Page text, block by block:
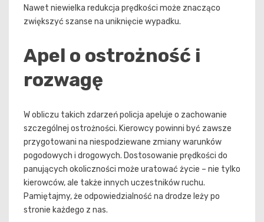
Nawet niewielka redukcja prędkości może znacząco
zwiększyć szanse na uniknięcie wypadku.
Apel o ostrożność i
rozwagę
W obliczu takich zdarzeń policja apeluje o zachowanie
szczególnej ostrożności. Kierowcy powinni być zawsze
przygotowani na niespodziewane zmiany warunków
pogodowych i drogowych. Dostosowanie prędkości do
panujących okoliczności może uratować życie – nie tylko
kierowców, ale także innych uczestników ruchu.
Pamiętajmy, że odpowiedzialność na drodze leży po
stronie każdego z nas.